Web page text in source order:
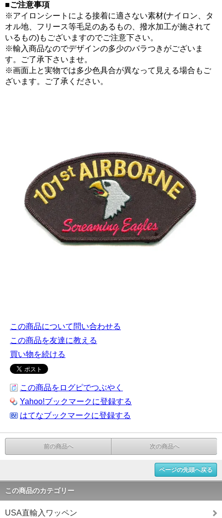
■ご注意事項
※アイロンシートによる接着に適さない素材(ナイロン、タ
オル地、フリース等毛足のあるもの、撥水加工が施されて
いるもの)もございますのでご注意下さい。
※輸入商品なのでデザインの多少のバラつきがございま
す。ご了承下さいませ。
※画面上と実物では多少色具合が異なって見える場合もご
ざいます。ご了承ください。
この商品について問い合わせる
この商品を友達に教える
買い物を続ける
この商品をログピでつぶやく
Yahoo!ブックマークに登録する
はてなブックマークに登録する
前の商品へ 次の商品へ
ページの先頭へ戻る
この商品のカテゴリー
USA直輸入ワッペン